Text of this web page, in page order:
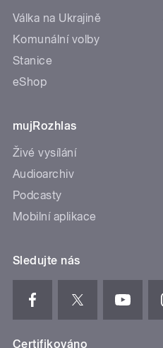
Válka na Ukrajině
Komunální volby
Stanice
eShop
mujRozhlas
Živé vysílání
Audioarchiv
Podcasty
Mobilní aplikace
Sledujte nás
Certifikováno